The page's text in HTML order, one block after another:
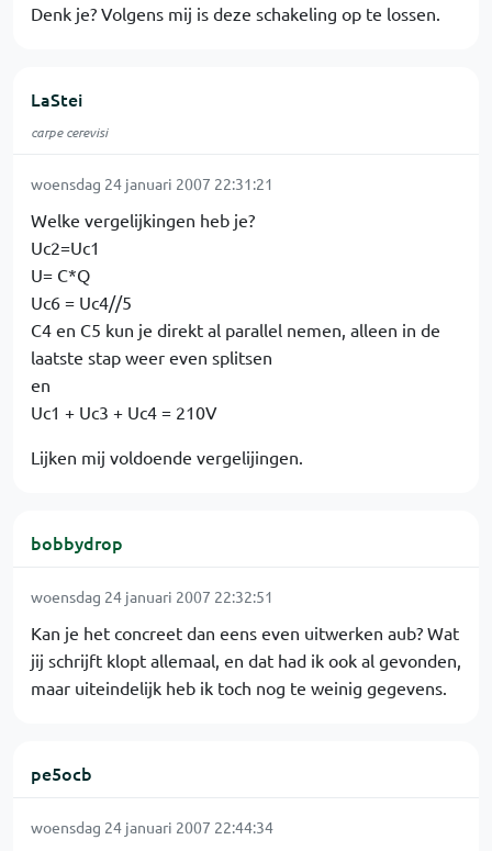
Denk je? Volgens mij is deze schakeling op te lossen.
LaStei
carpe cerevisi
woensdag 24 januari 2007 22:31:21
Welke vergelijkingen heb je?
Uc2=Uc1
U= C*Q
Uc6 = Uc4//5
C4 en C5 kun je direkt al parallel nemen, alleen in de
laatste stap weer even splitsen
en
Uc1 + Uc3 + Uc4 = 210V
Lijken mij voldoende vergelijingen.
bobbydrop
woensdag 24 januari 2007 22:32:51
Kan je het concreet dan eens even uitwerken aub? Wat
jij schrijft klopt allemaal, en dat had ik ook al gevonden,
maar uiteindelijk heb ik toch nog te weinig gegevens.
pe5ocb
woensdag 24 januari 2007 22:44:34